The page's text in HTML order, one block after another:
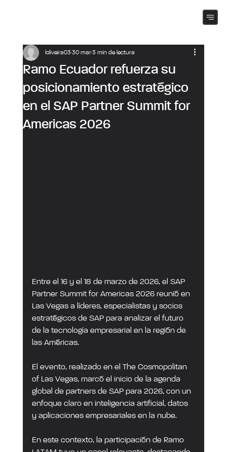
Ramo Ecuador refuerza su
posicionamiento estratégico
en el SAP Partner Summit for
Americas 2026
loliveira03 30 mar3 min de lectura
Entre el 16 y el 18 de marzo de 2026, el SAP
Partner Summit for Americas 2026 reunió en
Las Vegas a líderes, especialistas y socios
estratégicos de SAP para analizar el futuro
de la tecnología empresarial en la región de
las Américas.
El evento, realizado en el The Cosmopolitan
of Las Vegas, marcó el inicio de la agenda
global de partners de SAP para 2026, con un
enfoque claro en inteligencia artificial, datos
y aplicaciones empresariales en la nube.
En este contexto, la participación de Ramo